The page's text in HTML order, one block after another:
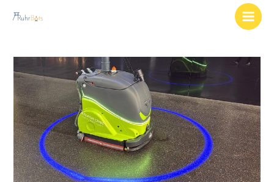
Inhalt
Main